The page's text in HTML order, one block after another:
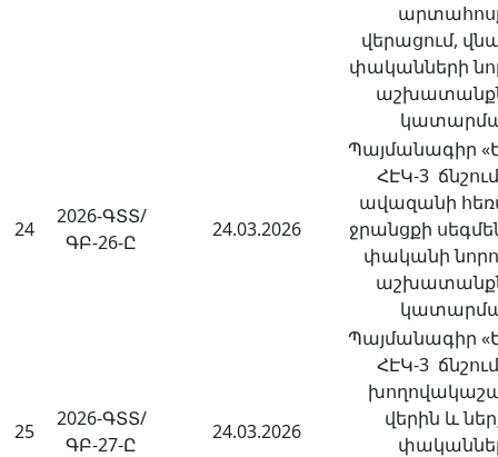
վերացում,
փականների
24
2026-ԳՏՏ/
ԳԲ-26-Ը
24.03.2026
Պայմանագիր
ՀԷԿ-3
ավազանի
ջրանցքի
փականի
25
2026-ԳՏՏ/
ԳԲ-27-Ը
24.03.2026
Պայմանագիր
ՀԷԿ-3
վերին և